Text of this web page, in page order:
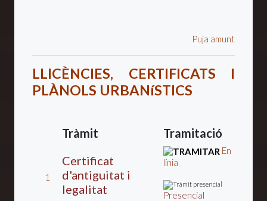
Puja amunt
LLICÈNCIES, CERTIFICATS I
PLÀNOLS URBANíSTICS
Tràmit Tramitació
1
Certificat
d'antiguitat i
legalitat
En
línia
Presencial